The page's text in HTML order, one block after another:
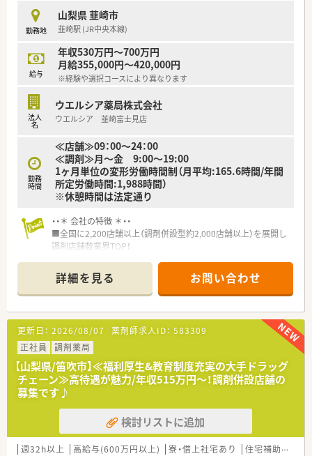
時短勤務ができるよう変更予定です。
■年間休日が120日とワークライフバランスが整っています
■日用品から常備薬まで、従業員割引制度など嬉しいメリットも
たくさんあります！
勤務地
山梨県 韮崎市
韮崎駅 (JR中央本線)
給与
年収530万円～700万円
月給355,000円～420,000円
※経験や選択コースにより異なります
法人
名
ウエルシア薬局株式会社
ウエルシア 韮崎富士見店
勤務
時間
≪店舗≫09：00～24：00
≪調剤≫月～金 9:00～19:00
1ヶ月単位の変形労働時間制（月平均:165.6時間/年間
所定労働時間:1,988時間）
※休憩時間は法定通り
・・＊ 会社の特徴 ＊・・
■全国に2,200店舗以上（調剤併設型約2,000店舗以上）を展開し
調剤店舗数業界TOP！
頑張り次第で高給与も可能！
■経験や勤務コースによりますが、経験の少ない方でも500万前
半スタートと業界TOP水準！
■職種や職域に合わせ、豊富な社内研修や外部組織と連携した研
修を用意されています
■薬剤師が中心の会社だからこそ活躍できるキャリアパスが多
種多様に用意されています。
■店舗拡大に伴い、エリアマネジャーや営業部長等のマネジメン
トのポジションも増えます。
■在宅や教育等の専門性を活かせるスペシャリストを目指すこ
とも可能です。
■その他にも、管理部門や商品部門等の本社スタッフなど活動領
域は多種多様です。
■在宅実施店舗は年々増加しており、在宅医療へもしっかりと関
わる事ができます。
詳細を見る お問い合わせ
更新日： 2026/08/07 薬剤師求人ID： 583309
正社員
調剤薬局
【山梨県/笛吹市】≪福利厚生&教育制度充実の大手ドラッグ
チェーン≫高待遇が魅力/年収515万円～！調剤併設店舗の
募集です♪
検討リストに追加
週32h以上 高給与(600万円以上) 寮・借上社宅あり 住宅補助(手当)あり